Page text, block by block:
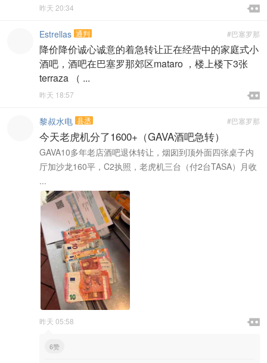

昨天 20:34 
#巴塞罗那
Estrellas 通判
降价降价诚心诚意的着急转让正在经营中的家庭式小
酒吧，酒吧在巴塞罗那郊区mataro ，楼上楼下3张
terraza （ ...

昨天 18:57 
#巴塞罗那
黎叔水电 县丞
今天老虎机分了1600+（GAVA酒吧急转）
GAVA10多年老店酒吧退休转让，烟囱到顶外面四张桌子内
厅加沙龙160平，C2执照，老虎机三台（付2台TASA）月收
...

昨天 05:58 
6赞